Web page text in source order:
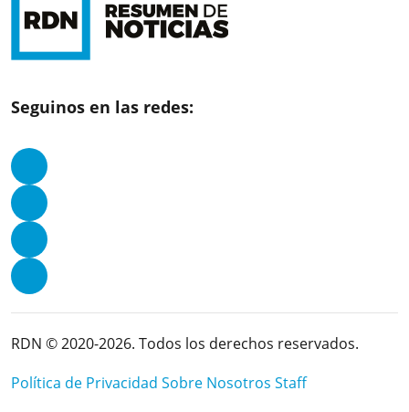
Seguinos en las redes:
RDN © 2020-2026. Todos los derechos reservados.
Política de Privacidad Sobre Nosotros Staff